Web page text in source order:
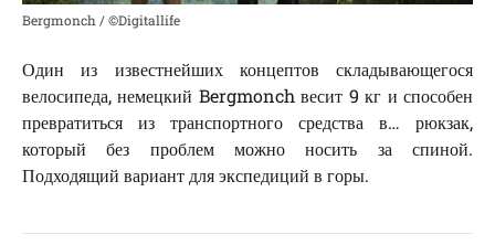
Bergmonch / ©Digitallife
Один из известнейших концептов складывающегося
велосипеда, немецкий Bergmonch весит 9 кг и способен
превратиться из транспортного средства в… рюкзак,
который без проблем можно носить за спиной.
Подходящий вариант для экспедиций в горы.